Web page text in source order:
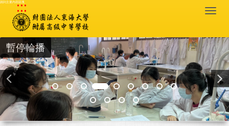
跳到主要內容區塊
:::
暫停輪播